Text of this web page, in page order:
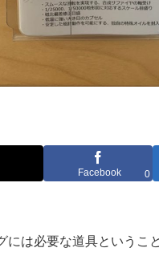
Facebook 0
には必要な道具というこ